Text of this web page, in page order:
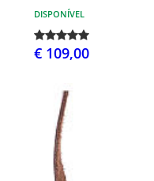
DISPONÍVEL
€ 109,00